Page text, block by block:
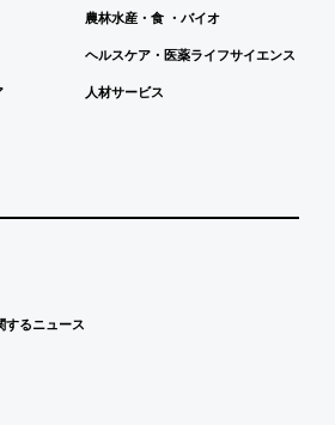
農林水産・食 ・バイオ
ヘルスケア・医薬ライフサイエンス
人材サービス
するニュース